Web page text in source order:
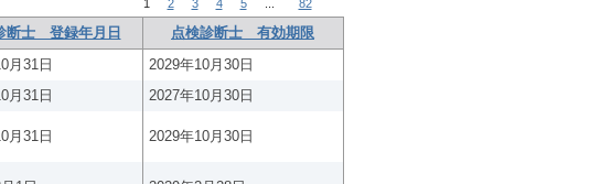
1 2 3 4 5 82
断士 登録年月日
点検診断士 有効期限
月31日
2029年10月30日
月31日 2027年10月30日
月31日 2029年10月30日